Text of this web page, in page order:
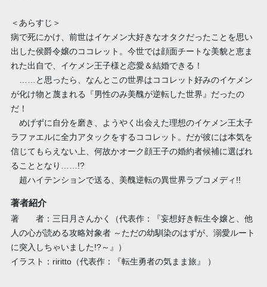
＜あらすじ＞
病で死にかけ、前世はイケメン大好きなオタクだったことを思い
出した侯爵令嬢のココレット。今世では顔面チートな美貌と恵ま
れた出自で、イケメン王子様と恋愛＆結婚できる！
……と思ったら、なんとこの世界はココレット好みのイケメン
が化け物と蔑まれる『男性のみ美醜が逆転した世界』だったの
だ！
めげずに自分を磨き、ようやく出会えた理想のイケメン王太子
ラファエルに全力アタックをするココレット。だが彼には本気を
信じてもらえない上、何故かオーク顔王子の婚約者候補に選ばれ
ることとなり……!?
超ハイテンションで送る、美醜逆転の異世界ラブコメディ!!
著者紹介
著 者：三日月さんかく（代表作：『妄想好き転生令嬢と、他
人の心が読める攻略対象者 ～ただの幼馴染のはずが、溺愛ルート
に突入しちゃいました!?～』）
イラスト：riritto（代表作：『転生勇者の気まま旅』 ）